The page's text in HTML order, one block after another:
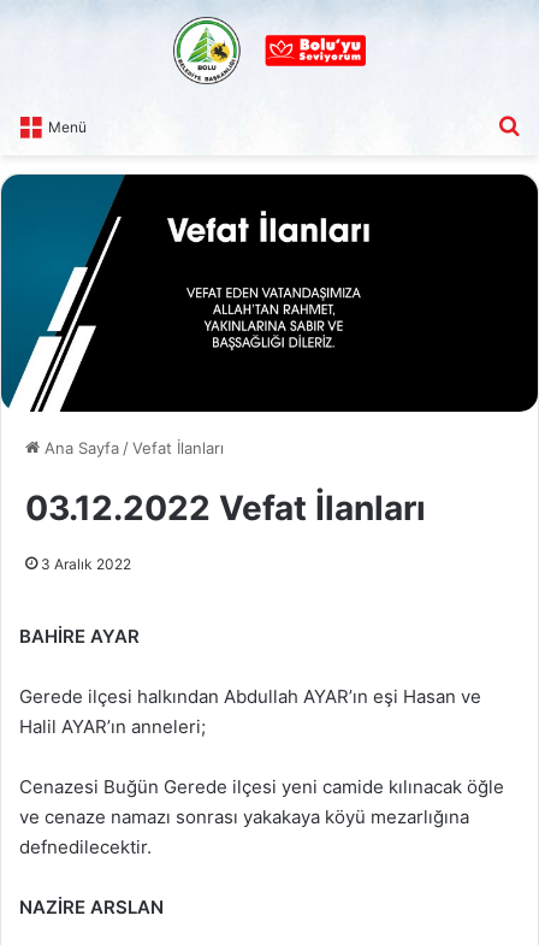
Menü
Ana Sayfa /Vefat İlanları
03.12.2022 Vefat İlanları
3 Aralık 2022
BAHİRE AYAR
Gerede ilçesi halkından Abdullah AYAR’ın eşi Hasan ve
Halil AYAR’ın anneleri;
Cenazesi Buğün Gerede ilçesi yeni camide kılınacak öğle
ve cenaze namazı sonrası yakakaya köyü mezarlığına
defnedilecektir.
NAZİRE ARSLAN